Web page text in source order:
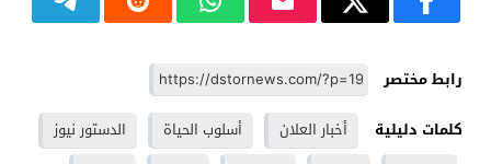
رابط مختصر
كلمات دليلية
أخبار العلان أسلوب الحياة
الدستور نيوز